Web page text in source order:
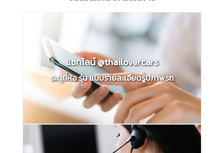
แชทไลน์ @thailovercars
ระบุยี่ห้อ รุ่น แนบรายละเอียดรูปภาพรถ